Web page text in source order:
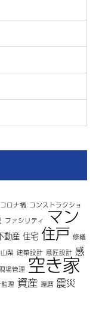
コロナ禍 コンストラクショ
ファシリティ マン
動産 住宅 住戸 修繕
山梨 建築設計 意匠設計 感
場管理 空き家
理 資産 還暦 震災